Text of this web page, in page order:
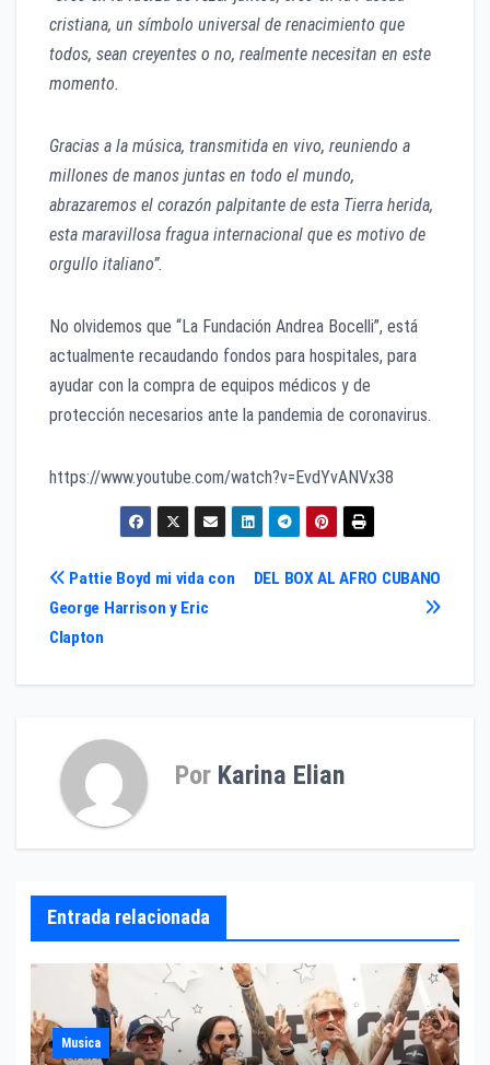
cristiana, un símbolo universal de renacimiento que
todos, sean creyentes o no, realmente necesitan en este
momento.
Gracias a la música, transmitida en vivo, reuniendo a
millones de manos juntas en todo el mundo,
abrazaremos el corazón palpitante de esta Tierra herida,
esta maravillosa fragua internacional que es motivo de
orgullo italiano”.
No olvidemos que “La Fundación Andrea Bocelli”, está
actualmente recaudando fondos para hospitales, para
ayudar con la compra de equipos médicos y de
protección necesarios ante la pandemia de coronavirus.
https://www.youtube.com/watch?v=EvdYvANVx38
Navegación
de
entradas
DEL BOX AL AFRO CUBANO
Pattie Boyd mi vida con
George Harrison y Eric
Clapton
Por Karina Elian
Entrada relacionada
Musica